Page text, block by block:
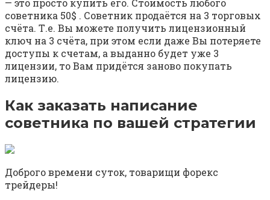
— это просто купить его. Стоимость любого
советника 50$ . Советник продаётся на 3 торговых
счёта. Т.е. Вы можете получить лицензионный
ключ на 3 счёта, при этом если даже Вы потеряете
доступы к счетам, а выданно будет уже 3
лицензии, то Вам придётся заново покупать
лицензию.
Как заказать написание
советника по вашей стратегии
Доброго времени суток, товарищи форекс
трейдеры!